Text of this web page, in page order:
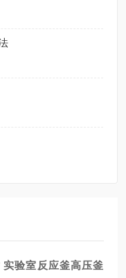
实验室反应釜高压釜